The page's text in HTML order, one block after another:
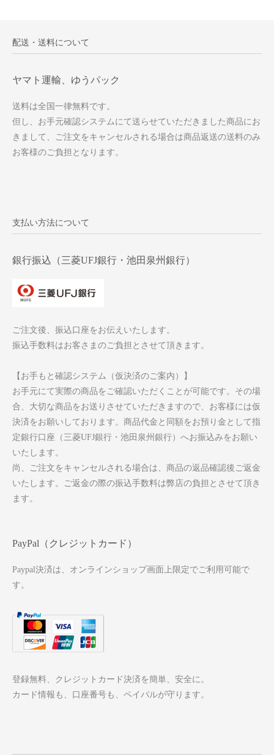
配送・送料について
ヤマト運輸、ゆうパック
送料は全国一律無料です。
但し、お手元確認システムにて送らせていただきました商品にお
きまして、ご注文をキャンセルされる場合は商品返送の送料のみ
お客様のご負担となります。
支払い方法について
銀行振込（三菱UFJ銀行・池田泉州銀行）
ご注文後、振込口座をお伝えいたします。
振込手数料はお客さまのご負担とさせて頂きます。
【お手もと確認システム（仮決済のご案内）】
お手元にて実際の商品をご確認いただくことが可能です。その場
合、大切な商品をお送りさせていただきますので、お客様には仮
決済をお願いしております。商品代金と同額をお預り金として指
定銀行口座（三菱UFJ銀行・池田泉州銀行）へお振込みをお願い
いたします。
尚、ご注文をキャンセルされる場合は、商品の返品確認後ご返金
いたします。ご返金の際の振込手数料は弊店の負担とさせて頂き
ます。
PayPal（クレジットカード）
Paypal決済は、オンラインショップ画面上限定でご利用可能で
す。
登録無料、クレジットカード決済を簡単、安全に。
カード情報も、口座番号も、ペイパルが守ります。